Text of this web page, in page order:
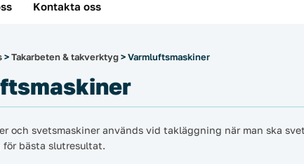
Kontakta oss
>Takarbeten & takverktyg> Varmluftsmaskiner
och svetsmaskiner används vid takläggning när man ska
bästa slutresultat.